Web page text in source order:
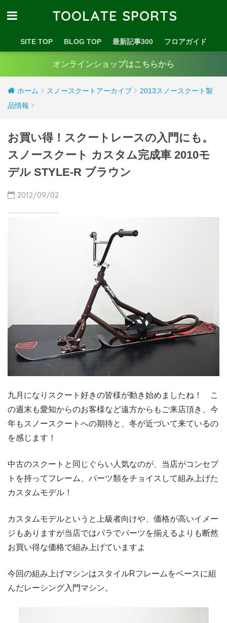
TOOLATE SPORTS
SITE TOP BLOG TOP 最新記事300 フロアガイド
オンラインショップはこちらから
ホーム スノースクートアーカイブ
2013スノースクート製
品情報
お買い得！スクートレースの入門にも。
スノースクート カスタム完成車 2010モ
デル STYLE-R ブラウン
2012/09/02
九月になりスクート好きの皆様が動き始めましたね！ こ
の週末も愛知からのお客様など遠方からもご来店頂き、今
年もスノースクートへの期待と、冬が近づいて来ているの
を感じます！
中古のスクートと同じぐらい人気なのが、当店がコンセプ
トを持ってフレーム、パーツ類をチョイスして組み上げた
カスタムモデル！
カスタムモデルというと上級者向けや、価格が高いイメー
ジもありますが当店ではバラでパーツを揃えるよりも断然
お買い得な価格で組み上げていますよ
今回の組み上げマシンはスタイルRフレームをベースに組
んだレーシング入門マシン。